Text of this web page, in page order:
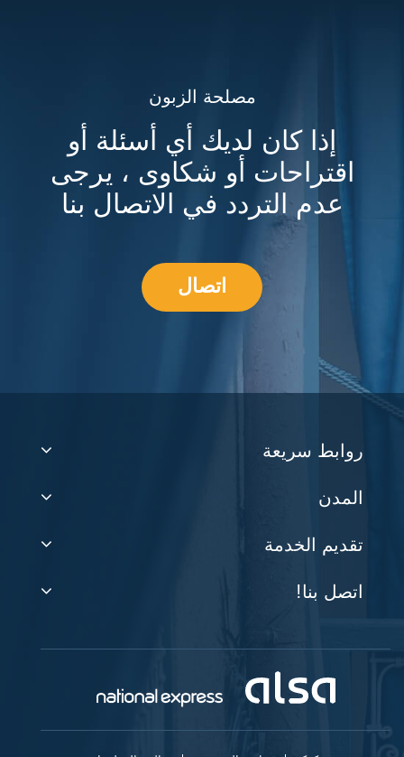
مصلحة الزبون
إذا كان لديك أي أسئلة أو
اقتراحات أو شكاوى ، يرجى
عدم التردد في الاتصال بنا
اتصال
روابط سريعة
المدن
تقديم الخدمة
اتصل بنا!